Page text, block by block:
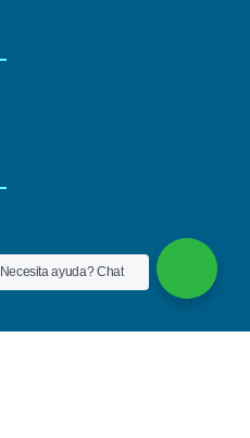
ayuda? Chat